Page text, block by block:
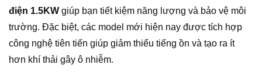
điện 1.5KW giúp bạn tiết kiệm năng lượng và bảo vệ môi
trường. Đặc biệt, các model mới hiện nay được tích hợp
công nghệ tiên tiến giúp giảm thiểu tiếng ồn và tạo ra ít
hơn khí thải gây ô nhiễm.